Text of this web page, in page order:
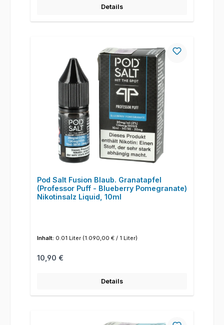
Details
Pod Salt Fusion Blaub. Granatapfel
(Professor Puff - Blueberry Pomegranate)
Nikotinsalz Liquid, 10ml
Inhalt: 0.01 Liter (1.090,00 € / 1 Liter)
Regulärer Preis:
10,90 €
Details